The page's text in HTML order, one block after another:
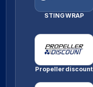
STINGWRAP
Propellerdiscount